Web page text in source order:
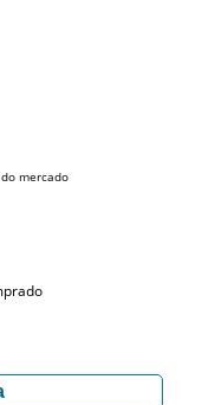
mercado